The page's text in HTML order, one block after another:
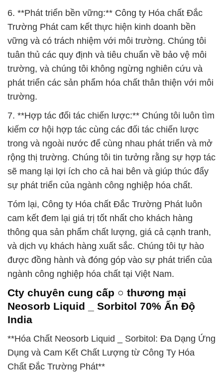
6. **Phát triển bền vững:** Công ty Hóa chất Đắc
Trường Phát cam kết thực hiện kinh doanh bền
vững và có trách nhiệm với môi trường. Chúng tôi
tuân thủ các quy định và tiêu chuẩn về bảo vệ môi
trường, và chúng tôi không ngừng nghiên cứu và
phát triển các sản phẩm hóa chất thân thiện với môi
trường.
7. **Hợp tác đối tác chiến lược:** Chúng tôi luôn tìm
kiếm cơ hội hợp tác cùng các đối tác chiến lược
trong và ngoài nước để cùng nhau phát triển và mở
rộng thị trường. Chúng tôi tin tưởng rằng sự hợp tác
sẽ mang lại lợi ích cho cả hai bên và giúp thúc đẩy
sự phát triển của ngành công nghiệp hóa chất.
Tóm lại, Công ty Hóa chất Đắc Trường Phát luôn
cam kết đem lại giá trị tốt nhất cho khách hàng
thông qua sản phẩm chất lượng, giá cả cạnh tranh,
và dịch vụ khách hàng xuất sắc. Chúng tôi tự hào
được đồng hành và đóng góp vào sự phát triển của
ngành công nghiệp hóa chất tại Việt Nam.
Cty chuyên cung cấp ○ thương mại
Neosorb Liquid _ Sorbitol 70% Ấn Độ
India
**Hóa Chất Neosorb Liquid _ Sorbitol: Đa Dạng Ứng
Dụng và Cam Kết Chất Lượng từ Công Ty Hóa
Chất Đắc Trường Phát**